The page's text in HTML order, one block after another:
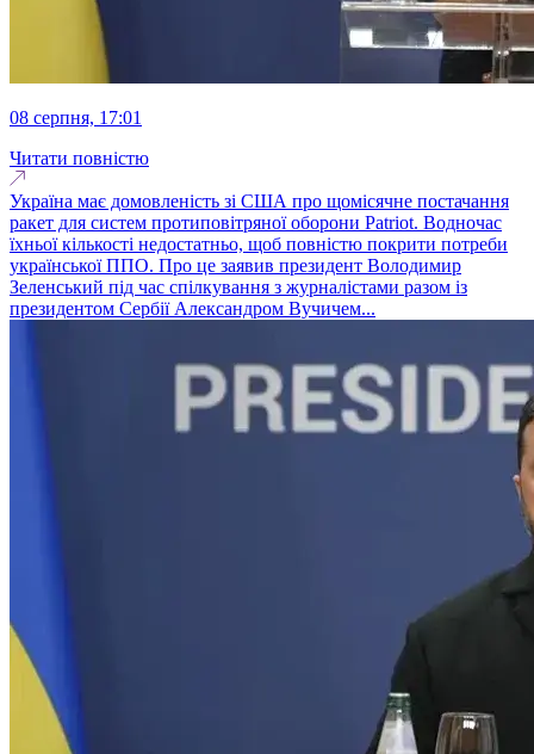
08 серпня, 17:01
Читати повністю
Україна має домовленість зі США про щомісячне постачання
ракет для систем протиповітряної оборони Patriot. Водночас
їхньої кількості недостатньо, щоб повністю покрити потреби
української ППО. Про це заявив президент Володимир
Зеленський під час спілкування з журналістами разом із
президентом Сербії Александром Вучичем...